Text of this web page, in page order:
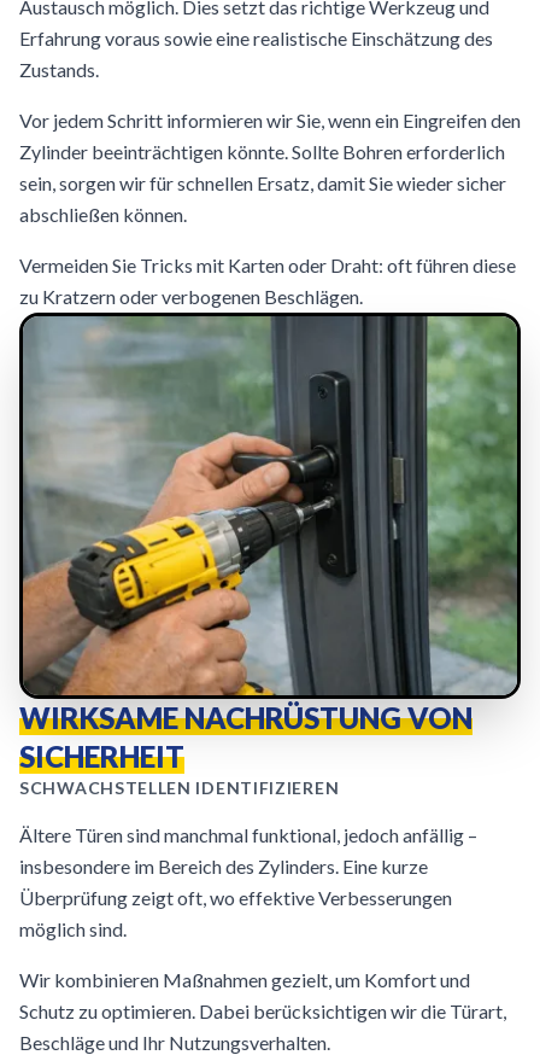
Austausch möglich. Dies setzt das richtige Werkzeug und
Erfahrung voraus sowie eine realistische Einschätzung des
Zustands.
Vor jedem Schritt informieren wir Sie, wenn ein Eingreifen den
Zylinder beeinträchtigen könnte. Sollte Bohren erforderlich
sein, sorgen wir für schnellen Ersatz, damit Sie wieder sicher
abschließen können.
Vermeiden Sie Tricks mit Karten oder Draht: oft führen diese
zu Kratzern oder verbogenen Beschlägen.
WIRKSAME NACHRÜSTUNG VON
SICHERHEIT
SCHWACHSTELLEN IDENTIFIZIEREN
Ältere Türen sind manchmal funktional, jedoch anfällig –
insbesondere im Bereich des Zylinders. Eine kurze
Überprüfung zeigt oft, wo effektive Verbesserungen
möglich sind.
Wir kombinieren Maßnahmen gezielt, um Komfort und
Schutz zu optimieren. Dabei berücksichtigen wir die Türart,
Beschläge und Ihr Nutzungsverhalten.